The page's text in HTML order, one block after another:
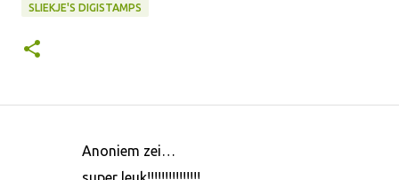
SLIEKJE'S DIGISTAMPS
Anoniem zei…